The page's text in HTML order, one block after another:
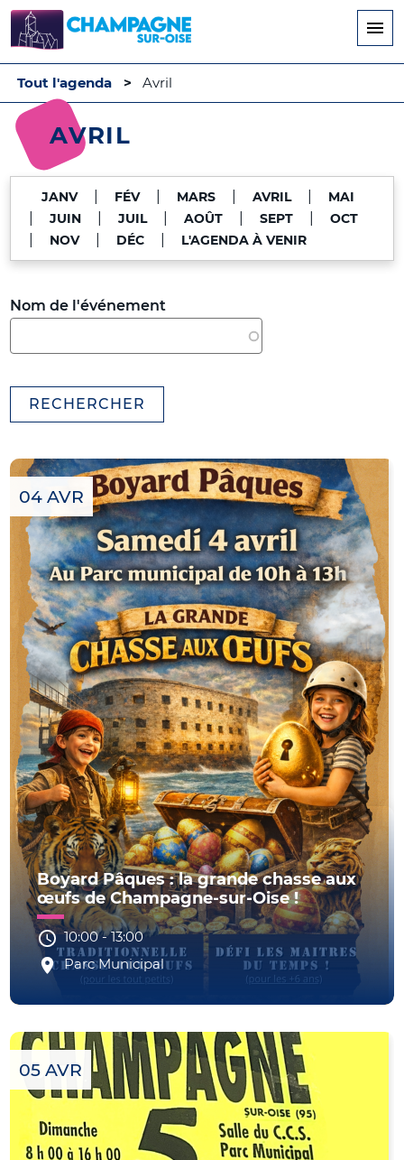
Tout l'agenda Avril
AVRIL
JANV FÉV MARS AVRIL MAI
JUIN JUIL AOÛT SEPT OCT
NOV DÉC L'AGENDA À VENIR
Nom de l'événement
RECHERCHER
04 AVR
Boyard Pâques : la grande chasse aux
œufs de Champagne-sur-Oise !
10:00-13:00
Parc Municipal
05 AVR